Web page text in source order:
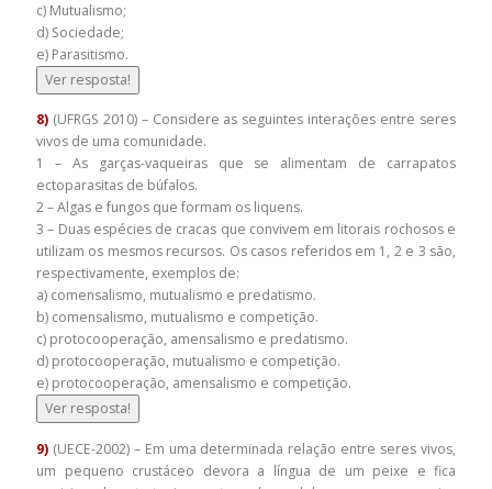
c) Mutualismo;
d) Sociedade;
e) Parasitismo.
Ver resposta!
8) (UFRGS 2010) – Considere as seguintes interações entre seres
vivos de uma comunidade.
1 – As garças-vaqueiras que se alimentam de carrapatos
ectoparasitas de búfalos.
2 – Algas e fungos que formam os liquens.
3 – Duas espécies de cracas que convivem em litorais rochosos e
utilizam os mesmos recursos. Os casos referidos em 1, 2 e 3 são,
respectivamente, exemplos de:
a) comensalismo, mutualismo e predatismo.
b) comensalismo, mutualismo e competição.
c) protocooperação, amensalismo e predatismo.
d) protocooperação, mutualismo e competição.
e) protocooperação, amensalismo e competição.
Ver resposta!
9) (UECE-2002) – Em uma determinada relação entre seres vivos,
um pequeno crustáceo devora a língua de um peixe e fica